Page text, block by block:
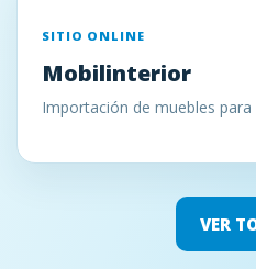
SITIO ONLINE
Mobilinterior
Importación de muebles
VER